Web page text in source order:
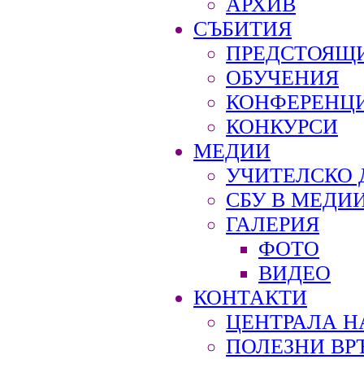
СЪБИТИЯ
ОБУЧЕНИЯ
КОНКУРСИ
МЕДИИ
УЧИТЕЛСКО
СБУ В
ГАЛЕРИЯ
ФОТО
ВИДЕО
КОНТАКТИ
ЦЕНТРАЛА
ПОЛЕЗНИ